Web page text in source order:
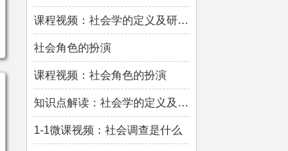
课程视频：社会学的定义及研究对象
社会角色的扮演
课程视频：社会角色的扮演
知识点解读：社会学的定义及研究对象
1-1微课视频：社会调查是什么